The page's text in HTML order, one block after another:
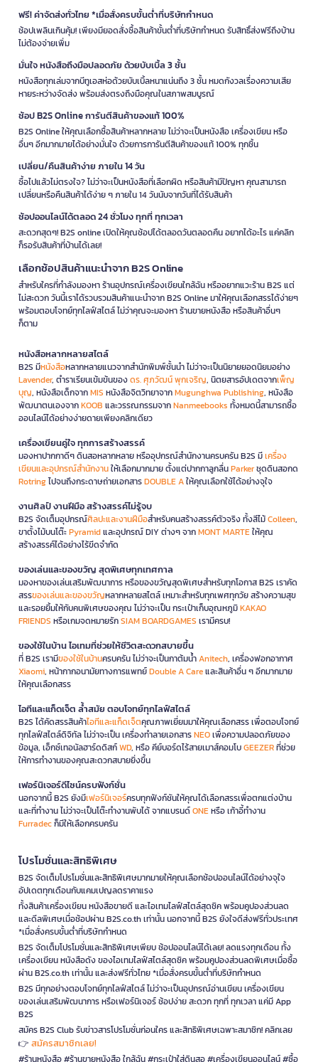
ฟรี! ค่าจัดส่งทั่วไทย *เมื่อสั่งครบขั้นต่ำที่บริษัทกำหนด
ช้อปเพลินเกินคุ้ม! เพียงมียอดสั่งซื้อสินค้าขั้นต่ำที่บริษัทกำหนด รับสิทธิ์ส่งฟรีถึงบ้าน
ไม่ต้องจ่ายเพิ่ม
มั่นใจ หนังสือถึงมือปลอดภัย ด้วยบับเบิ้ล 3 ชั้น
หนังสือทุกเล่มจากบีทูเอสห่อด้วยบับเบิ้ลหนาแน่นถึง 3 ชั้น หมดกังวลเรื่องความเสีย
หายระหว่างจัดส่ง พร้อมส่งตรงถึงมือคุณในสภาพสมบูรณ์
ช้อป B2S Online การันตีสินค้าของแท้ 100%
B2S Online ให้คุณเลือกซื้อสินค้าหลากหลาย ไม่ว่าจะเป็นหนังสือ เครื่องเขียน หรือ
อื่นๆ อีกมากมายได้อย่างมั่นใจ ด้วยการการันตีสินค้าของแท้ 100% ทุกชิ้น
เปลี่ยน/คืนสินค้าง่าย ภายใน 14 วัน
ซื้อไปแล้วไม่ตรงใจ? ไม่ว่าจะเป็นหนังสือที่เลือกผิด หรือสินค้ามีปัญหา คุณสามารถ
เปลี่ยนหรือคืนสินค้าได้ง่าย ๆ ภายใน 14 วันนับจากวันที่ได้รับสินค้า
ช้อปออนไลน์ได้ตลอด 24 ชั่วโมง ทุกที่ ทุกเวลา
สะดวกสุดๆ! B2S online เปิดให้คุณช้อปได้ตลอดวันตลอดคืน อยากได้อะไร แค่คลิก
ก็รอรับสินค้าที่บ้านได้เลย!
เลือกช้อปสินค้าแนะนำจาก B2S Online
สำหรับใครที่กำลังมองหา ร้านอุปกรณ์เครื่องเขียนใกล้ฉัน หรืออยากแวะร้าน B2S แต่
ไม่สะดวก วันนี้เราได้รวบรวมสินค้าแนะนำจาก B2S Online มาให้คุณเลือกสรรได้ง่ายๆ
พร้อมตอบโจทย์ทุกไลฟ์สไตล์ ไม่ว่าคุณจะมองหา ร้านขายหนังสือ หรือสินค้าอื่นๆ
ก็ตาม
หนังสือหลากหลายสไตล์
B2S มีหนังสือหลากหลายแนวจากสำนักพิมพ์ชั้นนำ ไม่ว่าจะเป็นนิยายยอดนิยมอย่าง
Lavender, ตำราเรียนเข้มข้นของดร. ศุภวัฒน์ พุกเจริญ, นิตยสารอัปเดตจากเพ็ญ
บุญ, หนังสือเด็กจากMIS หนังสือจิตวิทยาจากMugunghwa Publishing, หนังสือ
พัฒนาตนเองจากKOOB และวรรณกรรมจากNanmeebooks ทั้งหมดนี้สามารถซื้อ
ออนไลน์ได้อย่างง่ายดายเพียงคลิกเดียว
เครื่องเขียนคู่ใจ ทุกการสร้างสรรค์
มองหาปากกาดีๆ ดินสอหลากหลาย หรืออุปกรณ์สำนักงานครบครัน B2S มีเครื่อง
เขียนและอุปกรณ์สำนักงานให้เลือกมากมาย ตั้งแต่ปากกาลูกลื่นParkerชุดดินสอกด
Rotringไปจนถึงกระดาษถ่ายเอกสารDOUBLE Aให้คุณเลือกใช้ได้อย่างจุใจ
งานศิลป์ งานฝีมือ สร้างสรรค์ไม่รู้จบ
B2S จัดเต็มอุปกรณ์ศิลปะและงานฝีมือสำหรับคนสร้างสรรค์ตัวจริง ทั้งสีไม้Colleen,
ขาตั้งไม้บนโต๊ะPyramidและอุปกรณ์ DIY ต่างๆ จากMONT MARTEให้คุณ
สร้างสรรค์ได้อย่างไร้ขีดจำกัด
ของเล่นและของขวัญ สุดพิเศษทุกเทศกาล
มองหาของเล่นเสริมพัฒนาการ หรือของขวัญสุดพิเศษสำหรับทุกโอกาส B2S เราคัด
สรรของเล่นและของขวัญหลากหลายสไตล์ เหมาะสำหรับทุกเพศทุกวัย สร้างความสุข
และรอยยิ้มให้กับคนพิเศษของคุณ ไม่ว่าจะเป็น กระเป๋าเก็บอุณหภูมิKAKAO
FRIENDS หรือเกมจดหมายรักSIAM BOARDGAMES เรามีครบ!
ของใช้ในบ้าน ไอเทมที่ช่วยให้ชีวิตสะดวกสบายขึ้น
ที่ B2S เรามีของใช้ในบ้านครบครัน ไม่ว่าจะเป็นกาต้มน้ำAnitech, เครื่องฟอกอากาศ
Xiaomi, หน้ากากอนามัยทางการแพทย์Double A Careและสินค้าอื่น ๆ อีกมากมาย
ให้คุณเลือกสรร
ไอทีและแก็ดเจ็ต ล้ำสมัย ตอบโจทย์ทุกไลฟ์สไตล์
B2S ได้คัดสรรสินค้าไอทีและแก็ดเจ็ตคุณภาพเยี่ยมมาให้คุณเลือกสรร เพื่อตอบโจทย์
ทุกไลฟ์สไตล์ดิจิทัล ไม่ว่าจะเป็น เครื่องทำลายเอกสารNEOเพื่อความปลอดภัยของ
ข้อมูล, เอ็กซ์เทอนัลฮาร์ดดิสก์WD, หรือ คีย์บอร์ดไร้สายเมาส์คอมโบGEEZERที่ช่วย
ให้การทำงานของคุณสะดวกสบายยิ่งขึ้น
เฟอร์นิเจอร์ดีไซน์ครบฟังก์ชั่น
นอกจากนี้ B2S ยังมีเฟอร์นิเจอร์ครบทุกฟังก์ชันให้คุณได้เลือกสรรเพื่อตกแต่งบ้าน
และที่ทำงาน ไม่ว่าจะเป็นโต๊ะทำงานพับได้ จากแบรนด์ONEหรือ เก้าอี้ทำงาน
Furradecก็มีให้เลือกครบครัน
โปรโมชั่นและสิทธิพิเศษ
B2S จัดเต็มโปรโมชั่นและสิทธิพิเศษมากมายให้คุณเลือกช้อปออนไลน์ได้อย่างจุใจ
อัปเดตทุกเดือนกับแคมเปญลดราคาแรง
ทั้งสินค้าเครื่องเขียน หนังสือขายดี และไอเทมไลฟ์สไตล์สุดชิค พร้อมคูปองส่วนลด
และดีลพิเศษเมื่อช้อปผ่าน B2S.co.th เท่านั้น นอกจากนี้ B2S ยังใจดีส่งฟรีทั่วประเทศ
*เมื่อสั่งครบขั้นต่ำที่บริษัทกำหนด
B2S จัดเต็มโปรโมชั่นและสิทธิพิเศษเพียบ ช้อปออนไลน์ได้เลย! ลดแรงทุกเดือน ทั้ง
เครื่องเขียน หนังสือดัง ของไอเทมไลฟ์สไตล์สุดชิค พร้อมคูปองส่วนลดพิเศษเมื่อซื้อ
ผ่าน B2S.co.th เท่านั้น และส่งฟรีทั่วไทย *เมื่อสั่งครบขั้นต่ำที่บริษัทกำหนด
B2S มีทุกอย่างตอบโจทย์ทุกไลฟ์สไตล์ ไม่ว่าจะเป็นอุปกรณ์อ่านเขียน เครื่องเขียน
ของเล่นเสริมพัฒนาการ หรือเฟอร์นิเจอร์ ช้อปง่าย สะดวก ทุกที่ ทุกเวลา แค่มี App
B2S
สมัคร B2S Club รับข่าวสารโปรโมชั่นก่อนใคร และสิทธิพิเศษเฉพาะสมาชิก! คลิกเลย
👉 สมัครสมาชิกเลย!
#ร้านหนังสือ #ร้านขายหนังสือ ใกล้ฉัน #กระเป๋าใส่ดินสอ #เครื่องเขียนออนไลน์ #ซื้อ